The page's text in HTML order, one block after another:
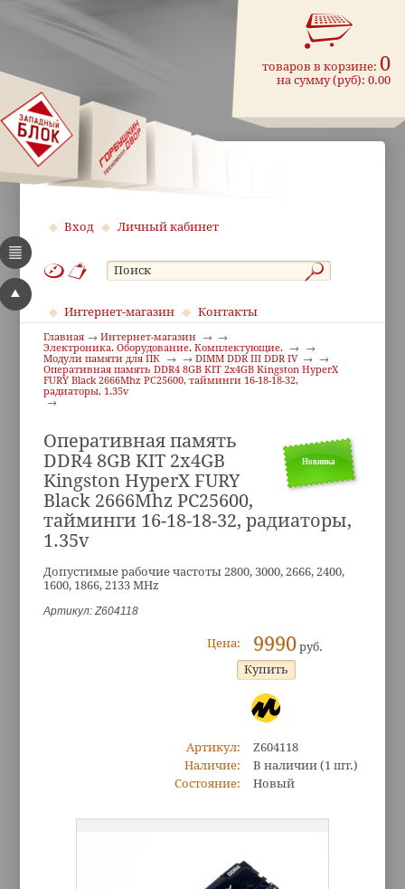
товаров в корзине: 0
на сумму (руб):0.00
Вход Личный кабинет
Интернет-магазин Контакты
Главная
Интернет-магазин
Электроника. Оборудование. Комплектующие.
Модули памяти для ПК
DIMM DDR III DDR IV
Оперативная память DDR4 8GB KIT 2x4GB Kingston HyperX
FURY Black 2666Mhz PC25600, тайминги 16-18-18-32,
радиаторы, 1.35v
Новинка
Оперативная память
DDR4 8GB KIT 2x4GB
Kingston HyperX FURY
Black 2666Mhz PC25600,
тайминги 16-18-18-32, радиаторы,
1.35v
Допустимые рабочие частоты 2800, 3000, 2666, 2400,
1600, 1866, 2133 MHz
Артикул: Z604118
Цена: 9990руб.
Артикул:
Z604118
Наличие:
В наличии (1 шт.)
Состояние:
Новый